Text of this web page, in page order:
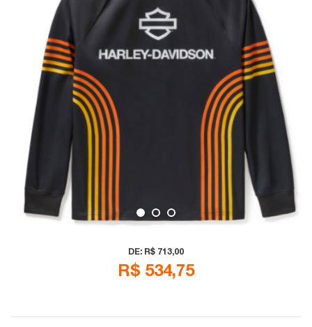
DE: R$ 713,00
R$ 534,75